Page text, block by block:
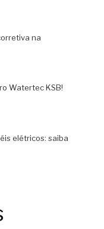
na
Watertec KSB!
elétricos: saiba